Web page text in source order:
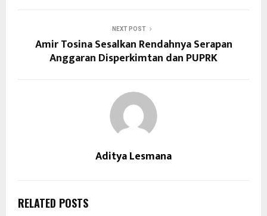
NEXT POST
Amir Tosina Sesalkan Rendahnya Serapan
Anggaran Disperkimtan dan PUPRK
Aditya Lesmana
RELATED POSTS